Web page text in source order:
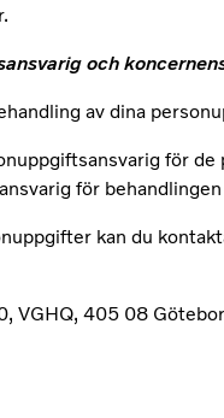
och
av dina
för
för
kan du
VGHQ, 405 08